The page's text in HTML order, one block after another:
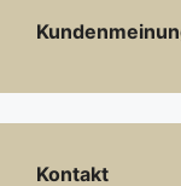
Kontakt